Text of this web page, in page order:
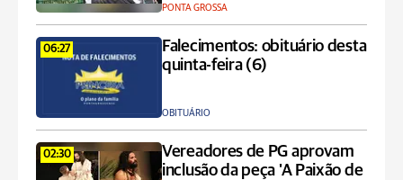
PONTA GROSSA
06:27
Falecimentos: obituário desta
quinta-feira (6)
OBITUÁRIO
02:30
Vereadores de PG aprovam
inclusão da peça 'A Paixão de